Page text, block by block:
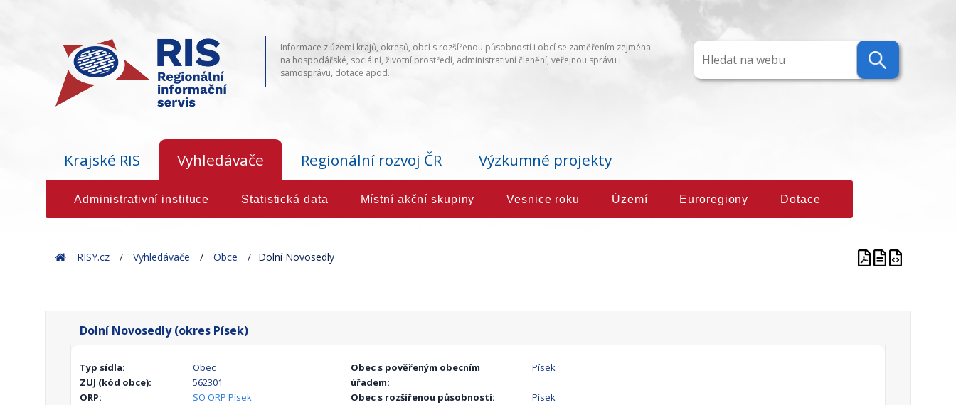
Informace z území krajů, okresů, obcí s rozšířenou působností i obcí se zaměřením zejména
na hospodářské, sociální, životní prostředí, administrativní členění, veřejnou správu i
samosprávu, dotace apod.
Krajské RIS Vyhledávače Regionální rozvoj ČR Výzkumné projekty
Administrativní instituce Statistická data Místní akční skupiny Vesnice roku Území Euroregiony Dotace
HomeRISY.cz Vyhledávače Obce Dolní Novosedly
Dolní Novosedly (okres Písek)
Typ sídla:
Obec
ZUJ (kód obce):
562301
ORP:
SO ORP Písek
Obec s pověřeným obecním
úřadem:
Písek
Obec s rozšířenou působností:
Písek